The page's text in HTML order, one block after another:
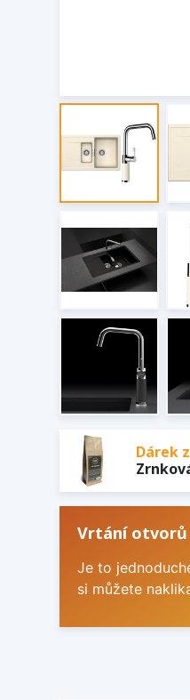
Dárek
Vrtání otvorů
Je to
si můžete